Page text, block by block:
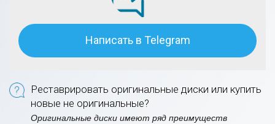
Написать в Telegram
Реставрировать оригинальные диски или купить
новые не оригинальные?
Оригинальные диски имеют ряд преимуществ